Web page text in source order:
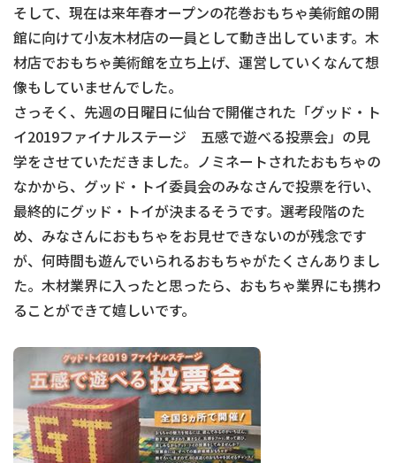
そして、現在は来年春オープンの花巻おもちゃ美術館の開
館に向けて小友木材店の一員として動き出しています。木
材店でおもちゃ美術館を立ち上げ、運営していくなんて想
像もしていませんでした。
さっそく、先週の日曜日に仙台で開催された「グッド・ト
イ2019ファイナルステージ 五感で遊べる投票会」の見
学をさせていただきました。ノミネートされたおもちゃの
なかから、グッド・トイ委員会のみなさんで投票を行い、
最終的にグッド・トイが決まるそうです。選考段階のた
め、みなさんにおもちゃをお見せできないのが残念です
が、何時間も遊んでいられるおもちゃがたくさんありまし
た。木材業界に入ったと思ったら、おもちゃ業界にも携わ
ることができて嬉しいです。